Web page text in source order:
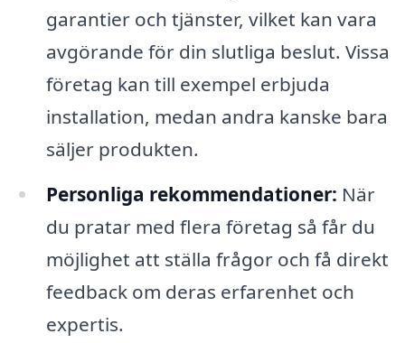
garantier och tjänster, vilket kan vara
avgörande för din slutliga beslut. Vissa
företag kan till exempel erbjuda
installation, medan andra kanske bara
säljer produkten.
Personliga rekommendationer: När
du pratar med flera företag så får du
möjlighet att ställa frågor och få direkt
feedback om deras erfarenhet och
expertis.